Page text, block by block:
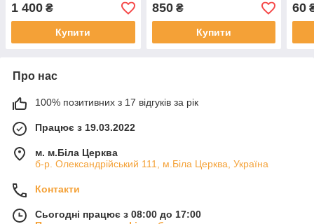
1 400 ₴
Купити
850₴
Купити
60
Про нас
100% позитивних з 17 відгуків за рік
Працює з 19.03.2022
м. м.Біла Церква
б-р. Олександрійський 111, м.Біла Церква, Україна
Контакти
Сьогодні працює з 08:00 до 17:00